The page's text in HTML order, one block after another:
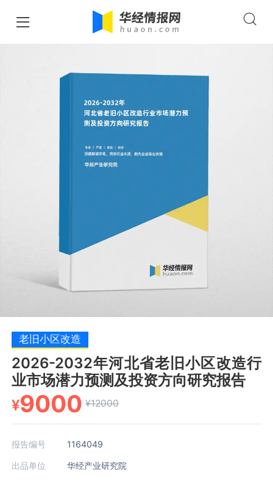
老旧小区改造
2026-2032年河北省老旧小区改造行
业市场潜力预测及投资方向研究报告
¥9000 ¥12000
报告编号 1164049
出品单位 华经产业研究院